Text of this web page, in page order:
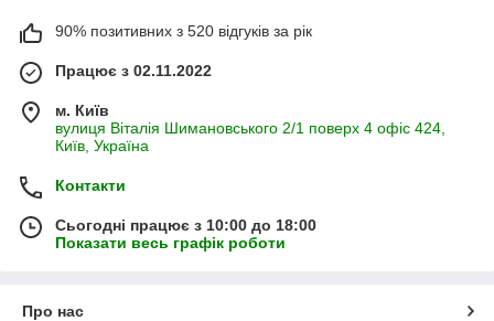
90% позитивних з 520 відгуків за рік
Працює з 02.11.2022
м. Київ
вулиця Віталія Шимановського 2/1 поверх 4 офіс 424,
Київ, Україна
Контакти
Сьогодні працює з 10:00 до 18:00
Показати весь графік роботи
Про нас